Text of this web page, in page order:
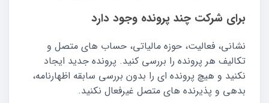
برای شرکت چند پرونده وجود دارد
نشانی، فعالیت، حوزه مالیاتی، حساب های متصل و
تکالیف هر پرونده را بررسی کنید. پرونده جدید ایجاد
نکنید و هیچ پرونده ای را بدون بررسی سابقه اظهارنامه،
بدهی و پذیرنده های متصل غیرفعال نکنید.